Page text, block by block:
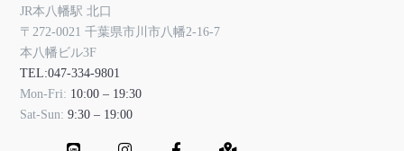
JR本八幡駅 北口
〒272-0021 千葉県市川市八幡2-16-7
本八幡ビル3F
TEL:047-334-9801
Mon-Fri: 10:00 – 19:30
Sat-Sun:9:30 – 19:00